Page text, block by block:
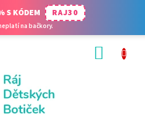
S KÓDEM RAJ30
na bačkory.